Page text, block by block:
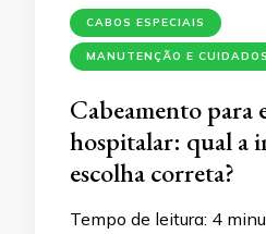
CABOS ESPECIAIS
MANUTENÇÃO E
Cabeamento para
hospitalar: qual a
escolha correta?
Tempo de leitura: 4